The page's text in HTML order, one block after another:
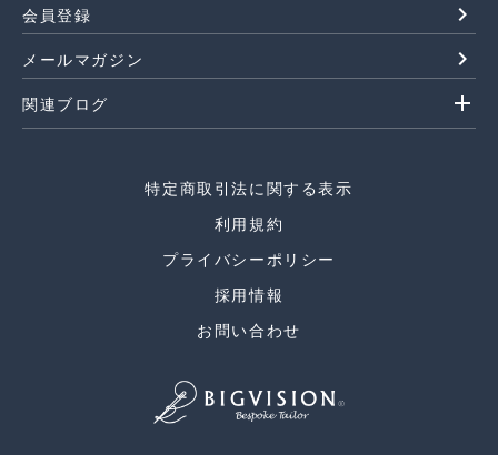
会員登録 navigate_next
メールマガジン navigate_next
関連ブログ add
特定商取引法に関する表示
利用規約
プライバシーポリシー
採用情報
お問い合わせ